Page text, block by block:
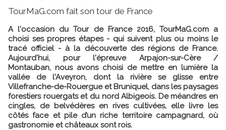
TourMaG.com fait son tour de France
A l'occasion du Tour de France 2016, TourMaG.com a
choisi ses propres étapes - qui suivent plus ou moins le
tracé officiel - à la découverte des régions de France.
Aujourd'hui, pour l'épreuve Arpajon-sur-Cère /
Montauban, nous avons choisi de mettre en lumière la
vallée de l'Aveyron, dont la rivière se glisse entre
Villefranche-de-Rouergue et Bruniquel, dans les paysages
forestiers rouergats et du nord Albigeois. De méandres en
cingles, de belvédères en rives cultivées, elle livre les
côtés face et pile d’un riche territoire campagnard, où
gastronomie et châteaux sont rois.